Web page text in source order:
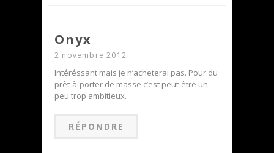
Onyx
2 novembre 2012
Intéréssant mais je n’acheterai pas. Pour du
prêt-à-porter de masse c’est peut-être un
peu trop ambitieux.
RÉPONDRE